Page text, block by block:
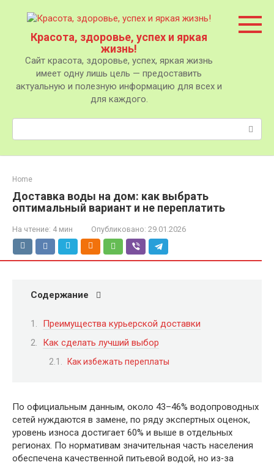
контентуКрасота, здоровье, успех и яркая
жизнь!
Сайт красота, здоровье, успех, яркая жизнь
имеет одну лишь цель — предоставить
актуальную и полезную информацию для всех и
для каждого.
Поиск:
Home
Доставка воды на дом: как выбрать
оптимальный вариант и не переплатить
На чтение: 4 мин Опубликовано: 29.01.2026
Содержание
Преимущества курьерской доставки
Как сделать лучший выбор
Как избежать переплаты
По официальным данным, около 43–46% водопроводных
сетей нуждаются в замене, по ряду экспертных оценок,
уровень износа достигает 60% и выше в отдельных
регионах. По нормативам значительная часть населения
обеспечена качественной питьевой водой, но из‑за